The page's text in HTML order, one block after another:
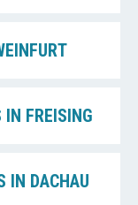
IN FREISING
IN DACHAU